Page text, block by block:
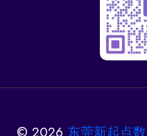
© 2026 东莞新起点